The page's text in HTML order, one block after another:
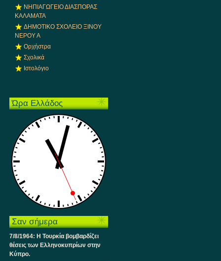
ΝΗΠΙΑΓΩΓΕΙΟ ΔΙΑΣΠΟΡΑΣ
ΚΑΛΑΜΑΤΑ
ΔΗΜΟΤΙΚΟ ΣΧΟΛΕΙΟ ΞΙΝΟΥ
ΝΕΡΟΥ Α
Ορχήστρα
Σχολικά
Ιστολόγιο
Ώρα Ελλάδος
Σαν σήμερα
7/8/1964: Η Τουρκία βομβαρδίζει
θέσεις των Ελληνοκυπρίων στην
Κύπρο.